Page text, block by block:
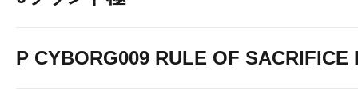
P CYBORG009 RULE OF SACRIFICE